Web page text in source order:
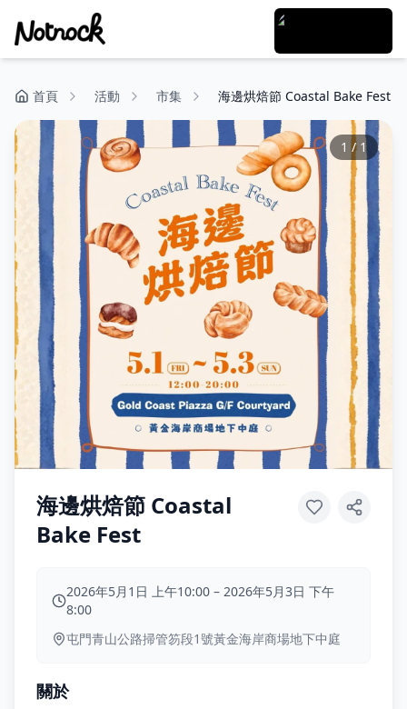
首頁 活動 市集 海邊烘焙節 Coastal Bake Fest
1 / 1
海邊烘焙節 Coastal
Bake Fest
2026年5月1日 上午10:00 – 2026年5月3日 下午
8:00
屯門青山公路掃管笏段1號黃金海岸商場地下中庭
關於